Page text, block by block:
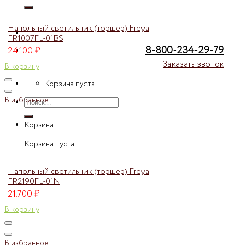
8-800-234-29-79
Заказать звонок
Корзина пуста.
Искать:
Корзина
Корзина пуста.
Напольный светильник (торшер) Freya
FR1007FL-01BS
24.100₽
В корзину
В избранное
Напольный светильник (торшер) Freya
FR2190FL-01N
21.700₽
В корзину
В избранное